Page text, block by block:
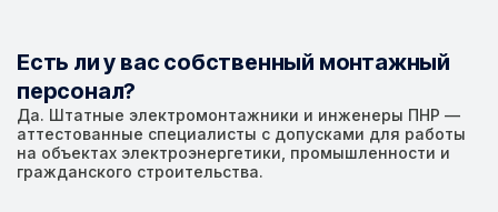
Есть ли у вас собственный монтажный
персонал?
Да. Штатные электромонтажники и инженеры ПНР —
аттестованные специалисты с допусками для работы
на объектах электроэнергетики, промышленности и
гражданского строительства.